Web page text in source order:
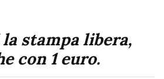
stampa libera,
con 1 euro.